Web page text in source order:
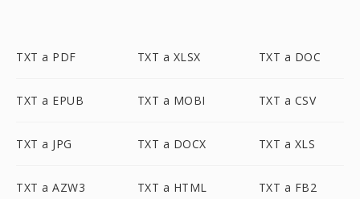
TXT a PDF TXT a XLSX TXT a DOC
TXT a EPUB TXT a MOBI TXT a CSV
TXT a JPG TXT a DOCX TXT a XLS
TXT a AZW3 TXT a HTML TXT a FB2